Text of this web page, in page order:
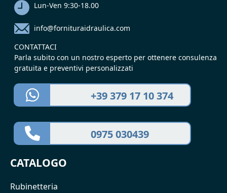
Lun-Ven 9:30-18.00
info@fornituraidraulica.com
CONTATTACI
Parla subito con un nostro esperto per ottenere consulenza
gratuita e preventivi personalizzati
+39 379 17 10 374
0975 030439
CATALOGO
Rubinetteria